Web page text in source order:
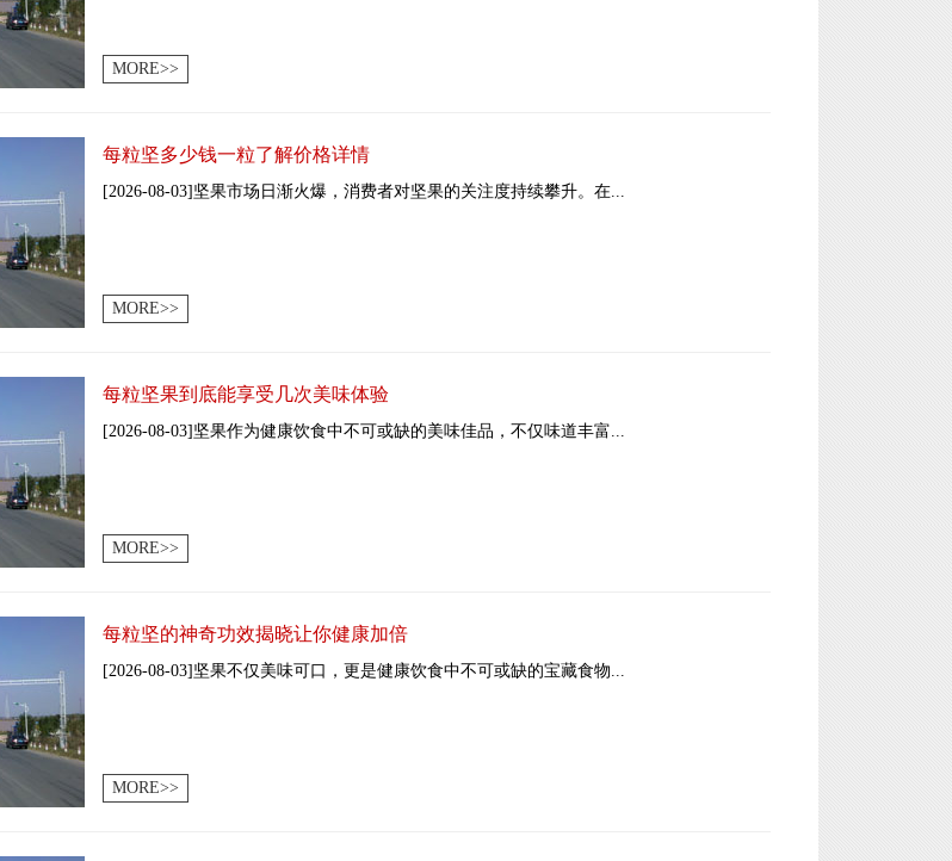
MORE>>
每粒坚多少钱一粒了解价格详情
[2026-08-03]坚果市场日渐火爆，消费者对坚果的关注度持续攀升。在...
MORE>>
每粒坚果到底能享受几次美味体验
[2026-08-03]坚果作为健康饮食中不可或缺的美味佳品，不仅味道丰富...
MORE>>
每粒坚的神奇功效揭晓让你健康加倍
[2026-08-03]坚果不仅美味可口，更是健康饮食中不可或缺的宝藏食物...
MORE>>